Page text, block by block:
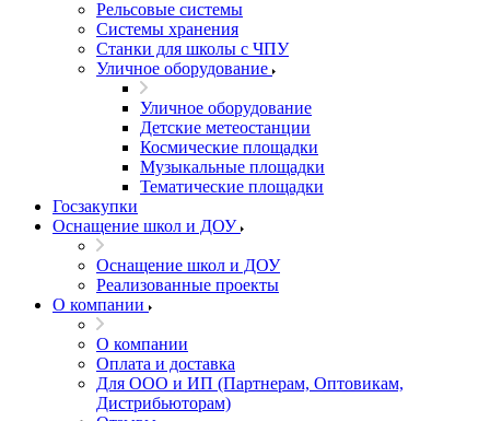
Рельсовые системы
Системы хранения
Станки для школы с ЧПУ
Уличное оборудование
Уличное оборудование
Детские метеостанции
Космические площадки
Музыкальные площадки
Тематические площадки
Госзакупки
Оснащение школ и ДОУ
Оснащение школ и ДОУ
Реализованные проекты
О компании
О компании
Оплата и доставка
Для ООО и ИП (Партнерам, Оптовикам,
Дистрибьюторам)